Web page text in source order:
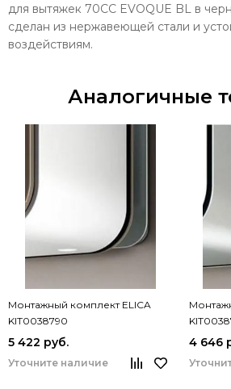
для вытяжек 70CC EVOQUE BL в
сделан из нержавеющей стали и
воздействиям.
Аналогичные
Монтажный комплект ELICA
KIT0038790
5 422 руб.
Уточните наличие
4 646